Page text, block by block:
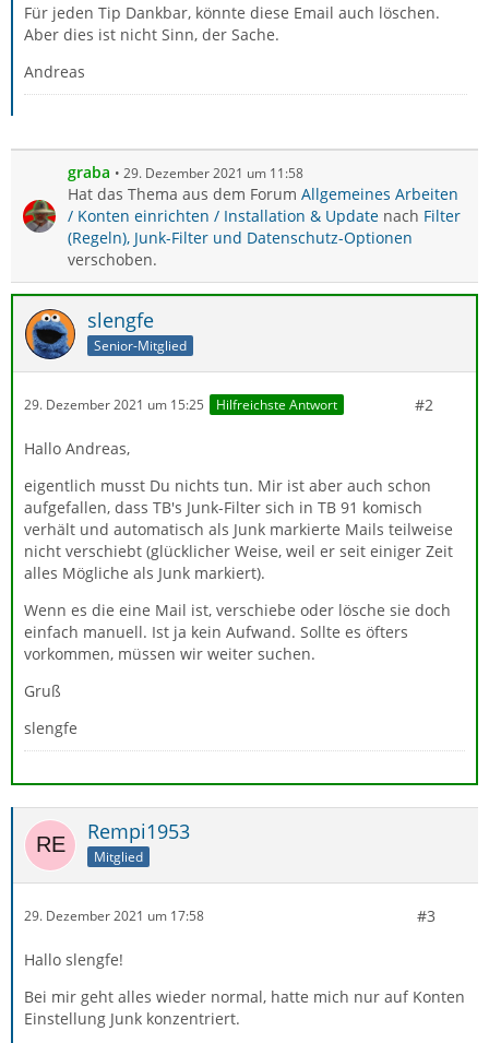
Für jeden Tip Dankbar, könnte diese Email auch löschen.
Aber dies ist nicht Sinn, der Sache.
Andreas
graba 29. Dezember 2021 um 11:58
Hat das Thema aus dem Forum Allgemeines Arbeiten
/ Konten einrichten / Installation & Update nach Filter
(Regeln), Junk-Filter und Datenschutz-Optionen
verschoben.
slengfe
Senior-Mitglied
29. Dezember 2021 um 15:25 Hilfreichste Antwort #2
Hallo Andreas,
eigentlich musst Du nichts tun. Mir ist aber auch schon
aufgefallen, dass TB's Junk-Filter sich in TB 91 komisch
verhält und automatisch als Junk markierte Mails teilweise
nicht verschiebt (glücklicher Weise, weil er seit einiger Zeit
alles Mögliche als Junk markiert).
Wenn es die eine Mail ist, verschiebe oder lösche sie doch
einfach manuell. Ist ja kein Aufwand. Sollte es öfters
vorkommen, müssen wir weiter suchen.
Gruß
slengfe
Rempi1953
Mitglied
29. Dezember 2021 um 17:58 #3
Hallo slengfe!
Bei mir geht alles wieder normal, hatte mich nur auf Konten
Einstellung Junk konzentriert.